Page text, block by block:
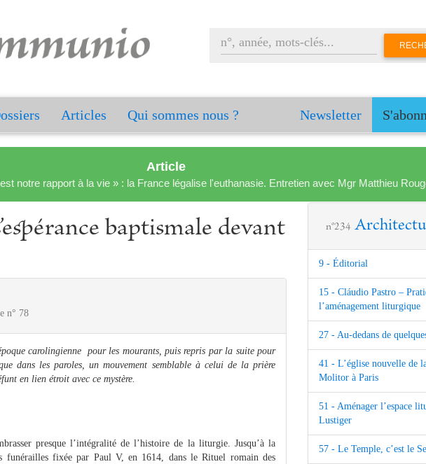
Articles Qui sommes nous ? Newsletter
Article
notre rapport à la vie » : la France légalise l'euthanasie. Entretien avec Mgr Matthieu
baptismale devant
n° 78
carolingienne pour les mourants, puis repris par la suite pour
dans les paroles, un mouvement semblable à celui de la prière
en lien étroit avec ce mystère.
presque l’intégralité de l’histoire de la liturgie. Jusqu’à la
fixée par Paul V, en 1614, dans le Rituel romain des
n°234
9 - Éditorial
15 - Cláudio Pastro –
l’aménagement liturgique
27 - Au-dedans de
41 - L’église nouvelle de
Molitor à Paris
51 - Aménager l’espace
Lustiger
57 - Le Temple, c’est le